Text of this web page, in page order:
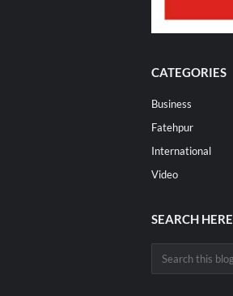
CATEGORIES
Business
Fatehpur
International
Video
SEARCH HERE